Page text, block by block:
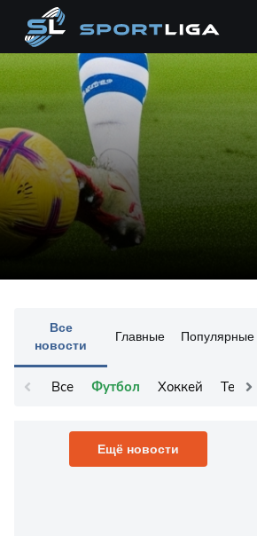
Все
новости
Главные Популярные
Все Футбол Хоккей Теннис
Ещё новости